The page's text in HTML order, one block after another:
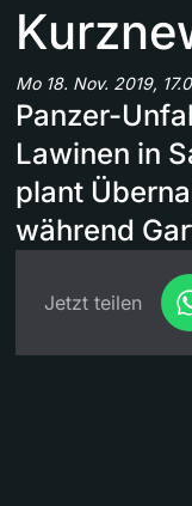
Mo 18. Nov. 2019,
Panzer-
Lawinen in
plant
während
Jetzt teilen